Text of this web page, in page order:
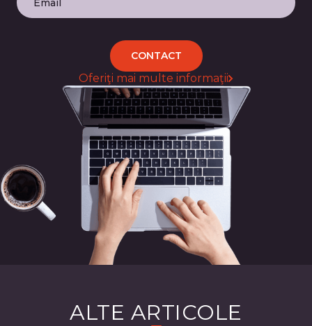
Oferiţi mai multe informaţii
CONTACT
ALTE ARTICOLE